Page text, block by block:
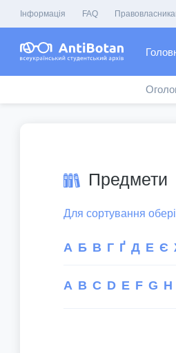
Інформація FAQ
Предмети
Для сортування
А Б В Г Ґ Д Е Є
A B C D E F G H